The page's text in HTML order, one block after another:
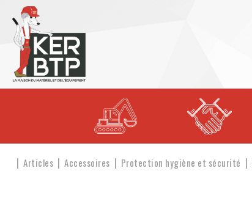
Articles Accessoires Protection hygiène et sécurité